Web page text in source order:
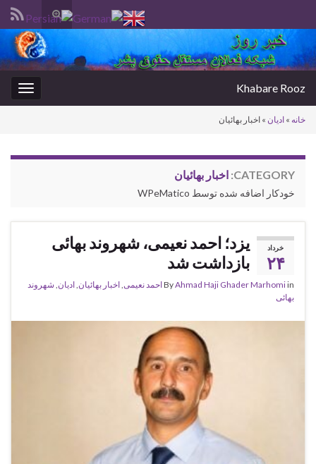
Toggle
search
form
Search for:
Khabare Rooz
خانه » ادیان » اخبار بهائیان
CATEGORY: اخبار بهائیان
خودکار اضافه شده توسط WPeMatico
خرداد
۲۴
یزد؛ احمد نعیمی، شهروند بهائی
بازداشت شد
ByAhmad Haji Ghader Marhomiin احمد نعیمی اخبار بهائیان ادیان شهروند
بهائی